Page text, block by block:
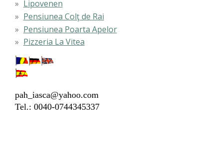
Lipovenen
Pensiunea Colţ de Rai
Pensiunea Poarta Apelor
Pizzeria La Vitea
pah_iasca@yahoo.com
Tel.: 0040-0744345337